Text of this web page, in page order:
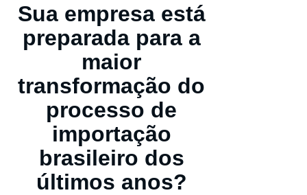
Sua empresa está
preparada para a
maior
transformação do
processo de
importação
brasileiro dos
últimos anos?